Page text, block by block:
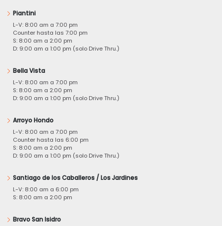
Piantini
L-V: 8:00 am a 7:00 pm
Counter hasta las 7:00 pm
S: 8:00 am a 2:00 pm
D: 9:00 am a 1:00 pm (solo Drive Thru.)
Bella Vista
L-V: 8:00 am a 7:00 pm
S: 8:00 am a 2:00 pm
D: 9:00 am a 1:00 pm (solo Drive Thru.)
Arroyo Hondo
L-V: 8:00 am a 7:00 pm
Counter hasta las 6:00 pm
S: 8:00 am a 2:00 pm
D: 9:00 am a 1:00 pm (solo Drive Thru.)
Santiago de los Caballeros / Los Jardines
L-V: 8:00 am a 6:00 pm
S: 8:00 am a 2:00 pm
Bravo San Isidro